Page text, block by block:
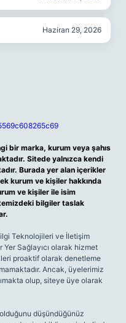
Haziran 29, 2026
bir marka, kurum veya şahıs
Sitede yalnızca kendi
Burada yer alan içerikler
kurum ve kişiler hakkında
ve kişiler ile isim
bilgiler taslak
Teknolojileri ve İletişim
Yer Sağlayıcı olarak hizmet
proaktif olarak denetleme
Ancak, üyelerimiz
olup, siteye üye olarak
düşündüğünüz